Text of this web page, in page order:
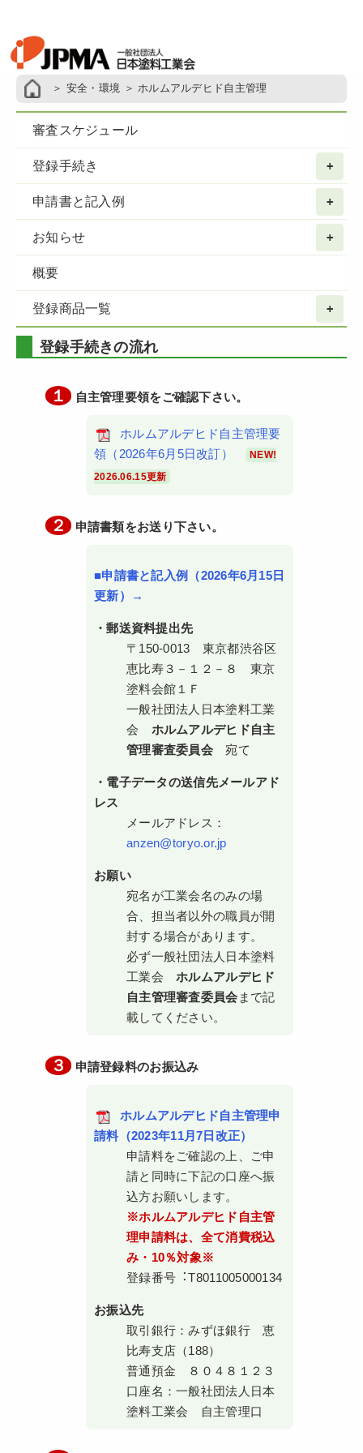
＞ 安全・環境 ＞ ホルムアルデヒド自主管理
審査スケジュール
登録手続き
申請書と記入例
お知らせ
概要
登録商品一覧
登録手続きの流れ
１ 自主管理要領をご確認下さい。
ホルムアルデヒド自主管理要
領（2026年6月5日改訂）
NEW!
2026.06.15更新
２ 申請書類をお送り下さい。
■申請書と記入例（2026年6月15日
更新）→
・郵送資料提出先
〒150-0013 東京都渋谷区
恵比寿３－１２－８ 東京
塗料会館１Ｆ
一般社団法人日本塗料工業
会 ホルムアルデヒド自主
管理審査委員会宛て
・電子データの送信先メールアド
レス
メールアドレス：
anzen@toryo.or.jp
お願い
宛名が工業会名のみの場
合、担当者以外の職員が開
封する場合があります。
必ず一般社団法人日本塗料
工業会ホルムアルデヒド
自主管理審査委員会 まで記
載してください。
３ 申請登録料のお振込み
ホルムアルデヒド自主管理申
請料（2023年11月7日改正）
申請料をご確認の上、ご申
請と同時に下記の口座へ振
込方お願いします。
※ホルムアルデヒド自主管
理申請料は、全て消費税込
み・10％対象※
登録番号︓T8011005000134
お振込先
取引銀行：みずほ銀行 恵
比寿支店（188）
普通預金 ８０４８１２３
口座名：一般社団法人日本
塗料工業会 自主管理口